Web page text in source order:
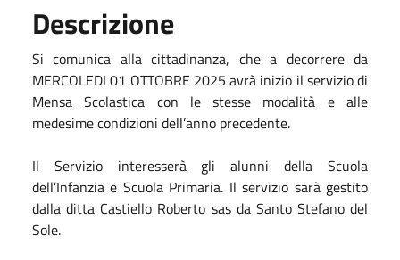
Descrizione
Si comunica alla cittadinanza, che a decorrere da
MERCOLEDI 01 OTTOBRE 2025 avrà inizio il servizio di
Mensa Scolastica con le stesse modalità e alle
medesime condizioni dell’anno precedente.
Il Servizio interesserà gli alunni della Scuola
dell’Infanzia e Scuola Primaria. Il servizio sarà gestito
dalla ditta Castiello Roberto sas da Santo Stefano del
Sole.